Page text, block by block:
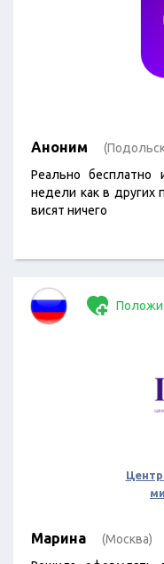
Аноним
Реально
недели как в других
висят ничего
Марина (Москва)